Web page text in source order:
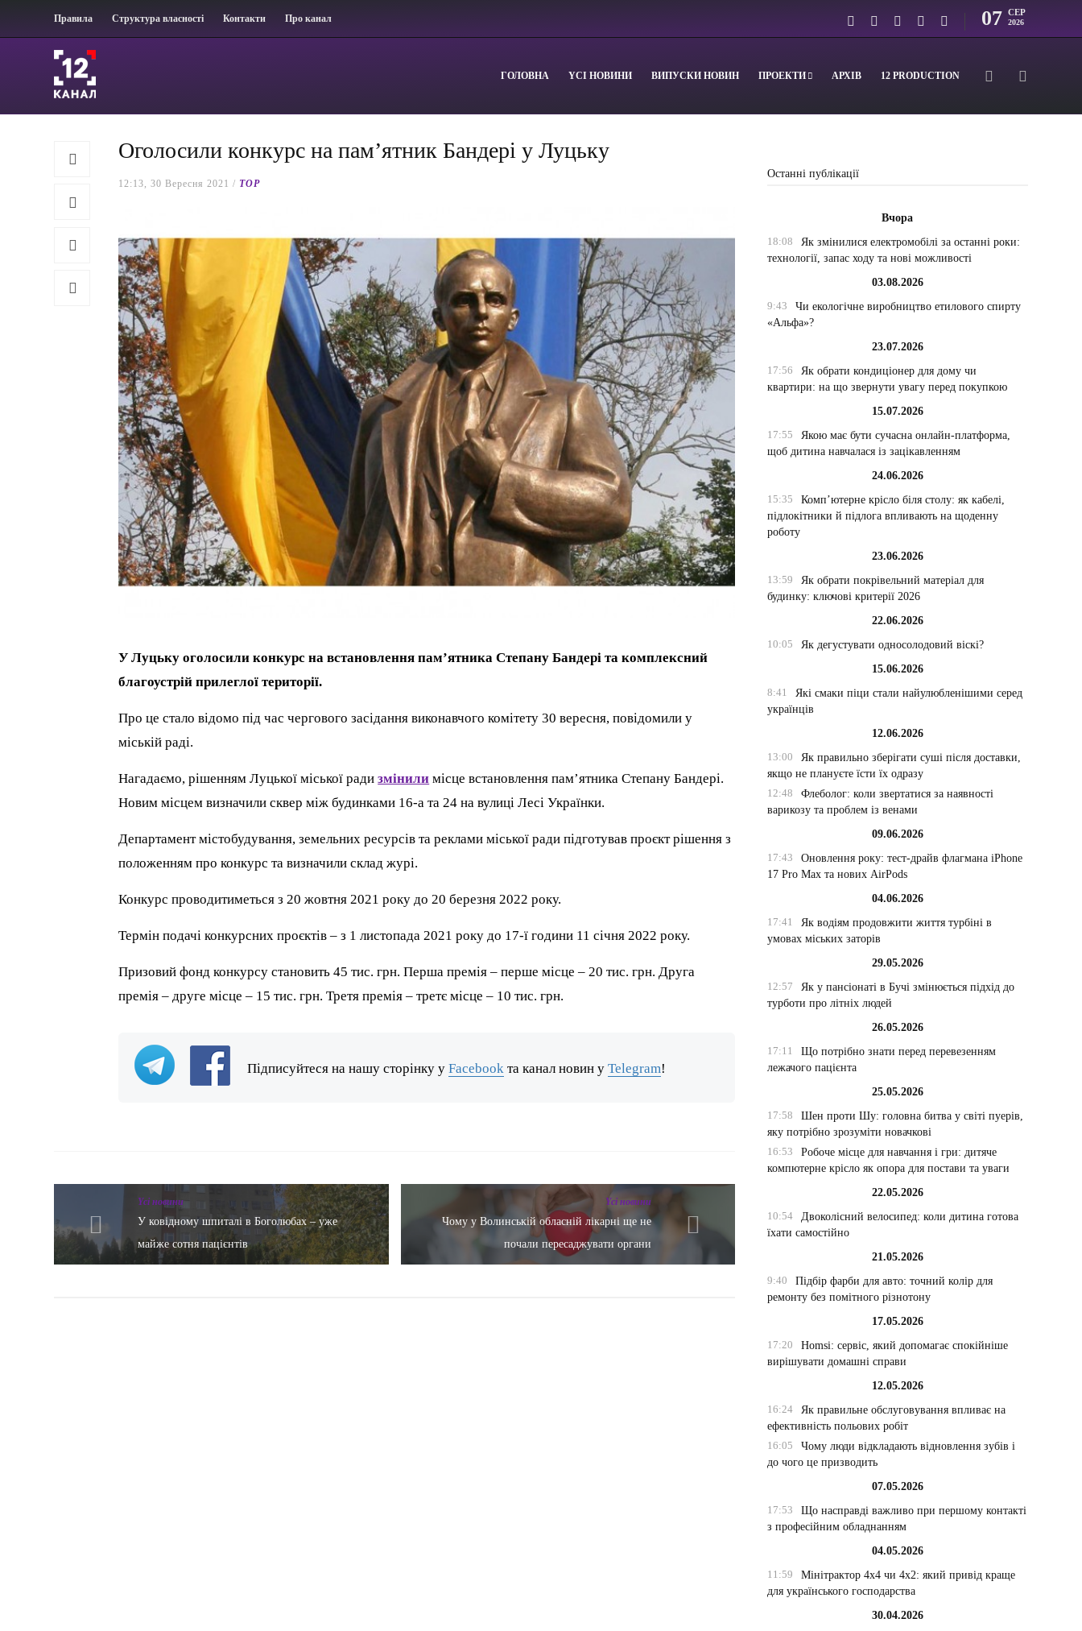
Правила Структура власності Контакти Про канал 07 СЕР
2026
ГОЛОВНА YСІ НОВИНИ ВИПУСКИ НОВИН ПРОЕКТИ АРХІВ 12 PRODUCTION
Оголосили конкурс на пам’ятник Бандері у Луцьку
12:13, 30 Вересня 2021 / TOP
У Луцьку оголосили конкурс на встановлення пам’ятника Степану Бандері та комплексний
благоустрій прилеглої території.
Про це стало відомо під час чергового засідання виконавчого комітету 30 вересня, повідомили у
міській раді.
Нагадаємо, рішенням Луцької міської радизмінили місце встановлення пам’ятника Степану Бандері.
Новим місцем визначили сквер між будинками 16-а та 24 на вулиці Лесі Українки.
Департамент містобудування, земельних ресурсів та реклами міської ради підготував проєкт рішення з
положенням про конкурс та визначили склад журі.
Конкурс проводитиметься з 20 жовтня 2021 року до 20 березня 2022 року.
Термін подачі конкурсних проєктів – з 1 листопада 2021 року до 17-ї години 11 січня 2022 року.
Призовий фонд конкурсу становить 45 тис. грн. Перша премія – перше місце – 20 тис. грн. Друга
премія – друге місце – 15 тис. грн. Третя премія – третє місце – 10 тис. грн.
Підписуйтеся на нашу сторінку уFacebook та канал новин уTelegram!
Yсі новини
У ковідному шпиталі в Боголюбах – уже
майже сотня пацієнтів
Yсі новини
Чому у Волинській обласній лікарні ще не
почали пересаджувати органи
Останні публікації
Вчора
18:08
Як змінилися електромобілі за останні роки:
технології, запас ходу та нові можливості
03.08.2026
9:43
Чи екологічне виробництво етилового спирту
«Альфа»?
23.07.2026
17:56
Як обрати кондиціонер для дому чи
квартири: на що звернути увагу перед покупкою
15.07.2026
17:55
Якою має бути сучасна онлайн-платформа,
щоб дитина навчалася із зацікавленням
24.06.2026
15:35
Комп’ютерне крісло біля столу: як кабелі,
підлокітники й підлога впливають на щоденну
роботу
23.06.2026
13:59
Як обрати покрівельний матеріал для
будинку: ключові критерії 2026
22.06.2026
10:05
Як дегустувати односолодовий віскі?
15.06.2026
8:41
Які смаки піци стали найулюбленішими серед
українців
12.06.2026
13:00
Як правильно зберігати суші після доставки,
якщо не плануєте їсти їх одразу
12:48
Флеболог: коли звертатися за наявності
варикозу та проблем із венами
09.06.2026
17:43
Оновлення року: тест-драйв флагмана iPhone
17 Pro Max та нових AirPods
04.06.2026
17:41
Як водіям продовжити життя турбіні в
умовах міських заторів
29.05.2026
12:57
Як у пансіонаті в Бучі змінюється підхід до
турботи про літніх людей
26.05.2026
17:11
Що потрібно знати перед перевезенням
лежачого пацієнта
25.05.2026
17:58
Шен проти Шу: головна битва у світі пуерів,
яку потрібно зрозуміти новачкові
16:53
Робоче місце для навчання і гри: дитяче
компютерне крісло як опора для постави та уваги
22.05.2026
10:54
Двоколісний велосипед: коли дитина готова
їхати самостійно
21.05.2026
9:40
Підбір фарби для авто: точний колір для
ремонту без помітного різнотону
17.05.2026
17:20
Homsi: сервіс, який допомагає спокійніше
вирішувати домашні справи
12.05.2026
16:24
Як правильне обслуговування впливає на
ефективність польових робіт
16:05
Чому люди відкладають відновлення зубів і
до чого це призводить
07.05.2026
17:53
Що насправді важливо при першому контакті
з професійним обладнанням
04.05.2026
11:59
Мінітрактор 4х4 чи 4х2: який привід краще
для українського господарства
30.04.2026